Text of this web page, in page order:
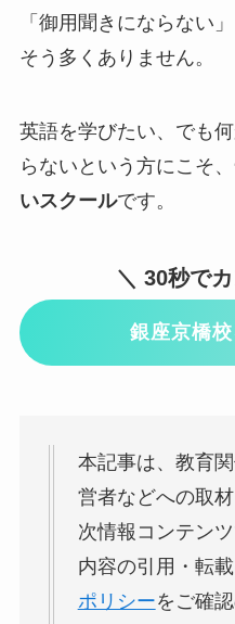
「御用聞きにならない
そう多くありません。
英語を学びたい、でも
らないという方にこそ、
いスクールです。
＼ 30秒で
銀座京橋
本記事は、教育
営者などへの取
次情報コンテンツ
内容の引用・転載
ポリシーをご確